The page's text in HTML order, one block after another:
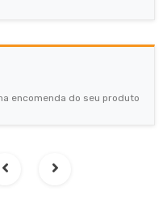
encomenda do seu produto